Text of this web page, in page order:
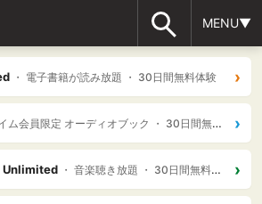
MENU▼
・ 電子書籍が読み放題 ・ 30日間無料体験 ›
会員限定 オーディオブック ・ 30日間無料体験 ›
Unlimited・ 音楽聴き放題 ・ 30日間無料体験 ›